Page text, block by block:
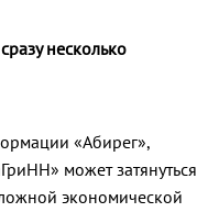
несколько
«Абирег»,
может затянуться
экономической